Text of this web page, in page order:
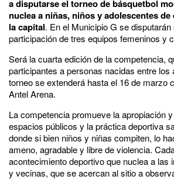
a disputarse el torneo de básquetbol
nuclea a niñas, niños y adolescentes
la capital. En el Municipio G se
participación de tres equipos femeninos y
Será la cuarta edición de la competencia,
participantes a personas nacidas entre los
torneo se extenderá hasta el 16 de marzo
Antel Arena.
La competencia promueve la apropiación
espacios públicos y la práctica deportiva
donde si bien niños y niñas compiten, lo
ameno, agradable y libre de violencia.
acontecimiento deportivo que nuclea a las
y vecinas, que se acercan al sitio a